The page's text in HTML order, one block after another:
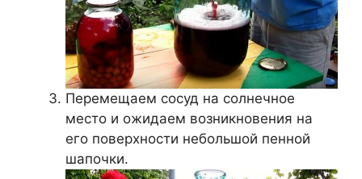
Перемещаем сосуд на солнечное
место и ожидаем возникновения на
его поверхности небольшой пенной
шапочки.